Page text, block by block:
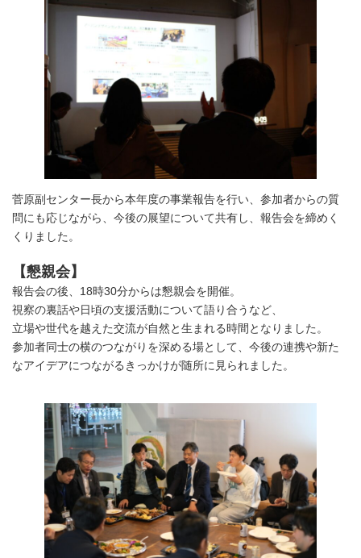
菅原副センター長から本年度の事業報告を行い、参加者からの質
問にも応じながら、今後の展望について共有し、報告会を締めく
くりました。
【懇親会】
報告会の後、18時30分からは懇親会を開催。
視察の裏話や日頃の支援活動について語り合うなど、
立場や世代を越えた交流が自然と生まれる時間となりました。
参加者同士の横のつながりを深める場として、今後の連携や新た
なアイデアにつながるきっかけが随所に見られました。